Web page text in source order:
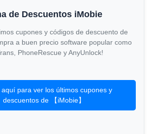
de Descuentos iMobie
cupones y códigos de descuento de
a buen precio software popular como
PhoneRescue y AnyUnlock!
aquí para ver los últimos cupones y
descuentos de 【iMobie】